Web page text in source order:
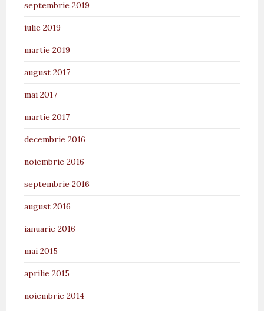
septembrie 2019
iulie 2019
martie 2019
august 2017
mai 2017
martie 2017
decembrie 2016
noiembrie 2016
septembrie 2016
august 2016
ianuarie 2016
mai 2015
aprilie 2015
noiembrie 2014